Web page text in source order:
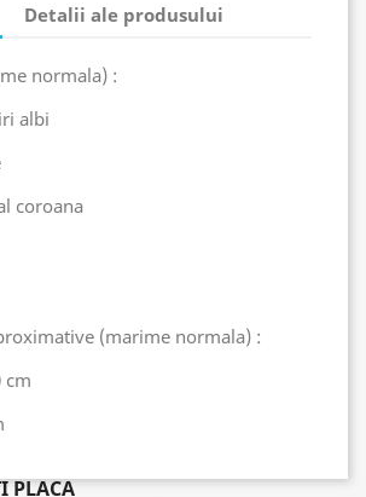
Detalii ale produsului
normala) :
albi
coroana
(marime normala) :
cm
PLACA